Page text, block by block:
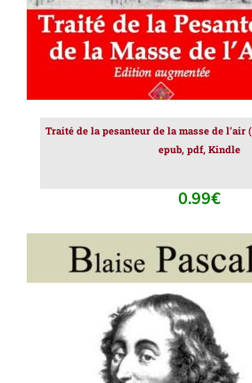
Traité de la pesanteur de la masse de l’air
epub, pdf, Kindle
0.99€